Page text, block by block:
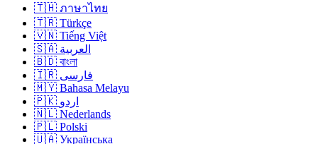
🇹🇭 ภาษาไทย
🇹🇷 Türkçe
🇻🇳 Tiếng Việt
🇸🇦 العربية
🇧🇩 বাংলা
🇮🇷 فارسی
🇲🇾 Bahasa Melayu
🇵🇰 اردو
🇳🇱 Nederlands
🇵🇱 Polski
🇺🇦 Українська